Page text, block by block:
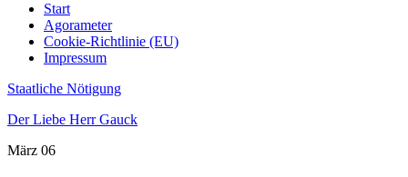
Start
Agorameter
Cookie-Richtlinie (EU)
Impressum
Staatliche Nötigung
Der Liebe Herr Gauck
März 06